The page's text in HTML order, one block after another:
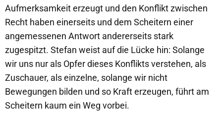
Aufmerksamkeit erzeugt und den Konflikt zwischen
Recht haben einerseits und dem Scheitern einer
angemessenen Antwort andererseits stark
zugespitzt. Stefan weist auf die Lücke hin: Solange
wir uns nur als Opfer dieses Konflikts verstehen, als
Zuschauer, als einzelne, solange wir nicht
Bewegungen bilden und so Kraft erzeugen, führt am
Scheitern kaum ein Weg vorbei.